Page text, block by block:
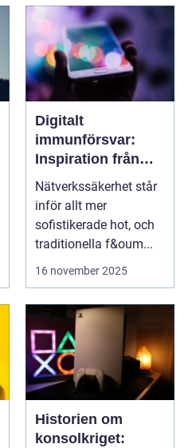
Digitalt
immunförsvar:
Inspiration från
biologiska system
för att stärka
nätverkssäkerhet
Nätverkssäkerhet står
inför allt mer
sofistikerade hot, och
traditionella f&oum...
16 november 2025
Historien om
konsolkriget: